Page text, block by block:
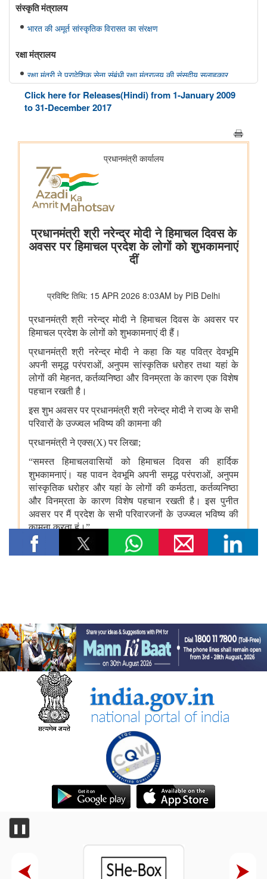
संस्‍कृति मंत्रालय
भारत की अमूर्त सांस्कृतिक विरासत का संरक्षण
रक्षा मंत्रालय
रक्षा मंत्री ने प्रादेशिक सेना संबंधी रक्षा मंत्रालय की संसदीय सलाहकार
समिति की बैठक की अध्यक्षता की
वित्‍त मंत्रालय
डीएफएस के बीमा प्रभाग को जून 2026 के शिकायत निवारण मूल्यांकन और
सूचकांक (जीआरएआई) के समूह ए श्रेणी में तीसरा स्थान
स्‍वास्‍थ्‍य एवं परिवार कल्‍याण मंत्रालय
केंद्रीय स्वास्थ्य मंत्रालय ने फर्जी या मनगढ़ंत आंकड़े प्रस्‍तुत करने वाले
आवेदकों को आयोग्‍य ठहराने के लिए सख्त औषधि नियमों को अधिसूचित किया
जल शक्ति मंत्रालय
महा जल मिशन का कार्यान्वयन
सूचना और प्रसारण मंत्रालय
रचनात्मक अर्थव्यवस्था के लिए प्रमुख अंतरराष्ट्रीय मार्केटप्‍लेस 'ब्रिक्स वेव्स
बाज़ार' ने मुंबई में ब्रिक्स सदस्य और भागीदार देशों के 500 से अधिक
प्रतिनिधियों को एकत्रित किया
विज्ञान एवं प्रौद्योगिकी मंत्रालय
बायोई3 नीति का योगदान
वैज्ञानिक अनुसंधान में पशु-रहित विधियों को बढ़ावा देना
इस्‍पात मंत्रालय
अप्रैल-जुलाई 2026: इस्पात क्षेत्र में वृद्धि का रुझान
जनजातीय कार्य मंत्रालय
कर्नाटक में अनुसूचित जनजाति का विकास
ईएमआरएस के शैक्षणिक परिणाम
पश्चिम बंगाल के अलीपुरद्वार में अनुसूचित जनजातियों के विकास के लिए
जनजातियों के लिए छात्रवृत्ति योजनाओं के कार्यान्वयन में प्रत्यक्ष लाभ अंतरण
डीएजेजीयूए के अंतर्गत विशेष पहलें
केन-बेतवा लिंक परियोजना से प्रभावित जनजातियों का पुनर्वास
वन गुर्जर जनजातीय समुदाय का मौसमी प्रवासन
कतार से क्लिक तक: भारतीय रेलवे में यात्री आरक्षण के चार दशक
राष्ट्रीय हथकरघा दिवस 2026
एनएचआरसी ने मध्यप्रदेश के शिवपुरी जिले के सरकारी प्राथमिक विद्यालय में
दलित समुदाय से संबंधित कक्षा 4 के छात्र की शिक्षक द्वारा कथित पिटाई और
जातिवादी टिप्पणियों का स्वतः संज्ञान लिया
राष्ट्रीय मानवाधिकार आयोग (एनएचआरसी) ने हरियाणा में अंबाला जिले के
शाहजादपुर में दूषित पेयजल के सेवन से पीलिया के कारण एक लड़की की मृत्यु
Click here for Releases(Hindi) from 1-January 2009
to 31-December 2017
❚❚